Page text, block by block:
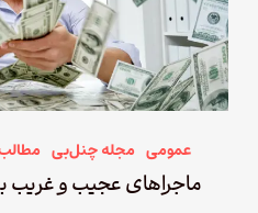
عمومی مجله چنل‌بی
ماجراهای عجیب و غریب